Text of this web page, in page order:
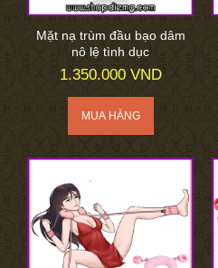
Mặt nạ trùm đầu bạo dâm
nô lệ tình dục
1.350.000 VND